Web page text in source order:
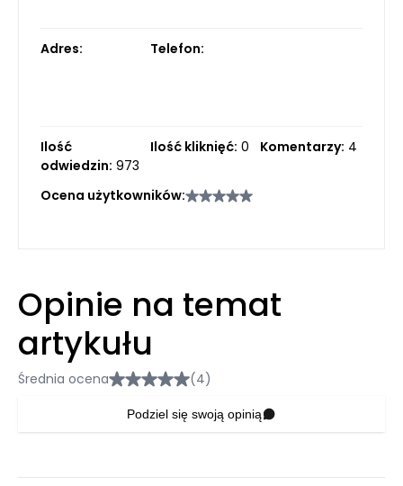
Adres: Telefon:
Ilość
odwiedzin: 973
Ilość kliknięć: 0 Komentarzy: 4
Ocena użytkowników:
Opinie na temat
artykułu
Średnia ocena (4)
Podziel się swoją opinią